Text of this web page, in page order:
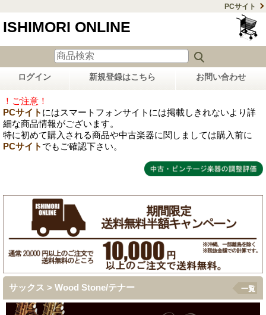
PCサイト
ISHIMORI ONLINE
ログイン 新規登録はこちら お問い合わせ
！ご注意！
PCサイト にはスマートフォンサイトには掲載しきれないより詳
細な商品情報がございます。
特に初めて購入される商品や中古楽器に関しましては購入前に
PCサイト でもご確認下さい。
サックス > Wood Stone/テナー 一覧